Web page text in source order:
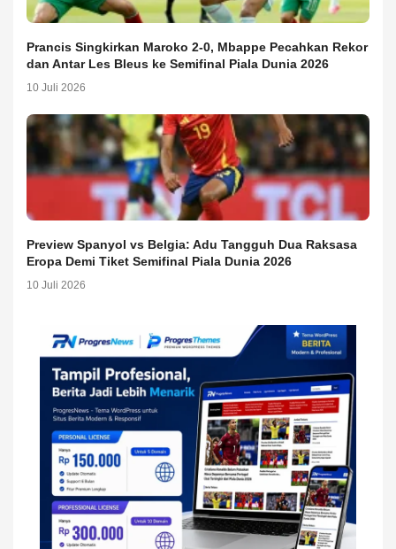
Prancis Singkirkan Maroko 2-0, Mbappe Pecahkan Rekor
dan Antar Les Bleus ke Semifinal Piala Dunia 2026
10 Juli 2026
Preview Spanyol vs Belgia: Adu Tangguh Dua Raksasa
Eropa Demi Tiket Semifinal Piala Dunia 2026
10 Juli 2026